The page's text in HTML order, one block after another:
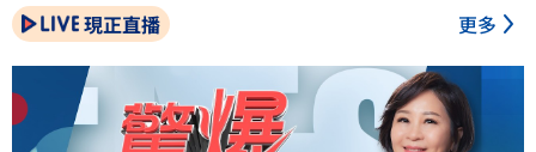
現正直播 更多